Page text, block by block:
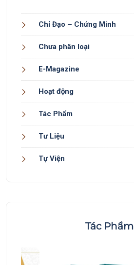
Chỉ Đạo – Chứng Minh
Chưa phân loại
E-Magazine
Hoạt động
Tác Phẩm
Tư Liệu
Tự Viện
Tác Phẩm